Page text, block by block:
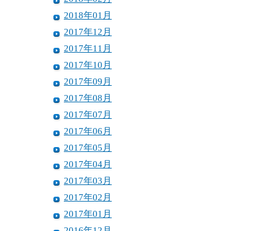
2018年01月
2017年12月
2017年11月
2017年10月
2017年09月
2017年08月
2017年07月
2017年06月
2017年05月
2017年04月
2017年03月
2017年02月
2017年01月